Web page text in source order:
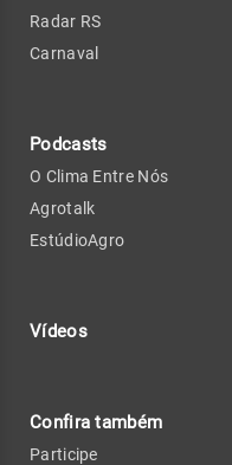
Radar RS
Carnaval
Podcasts
O Clima Entre Nós
Agrotalk
EstúdioAgro
Vídeos
Confira também
Participe